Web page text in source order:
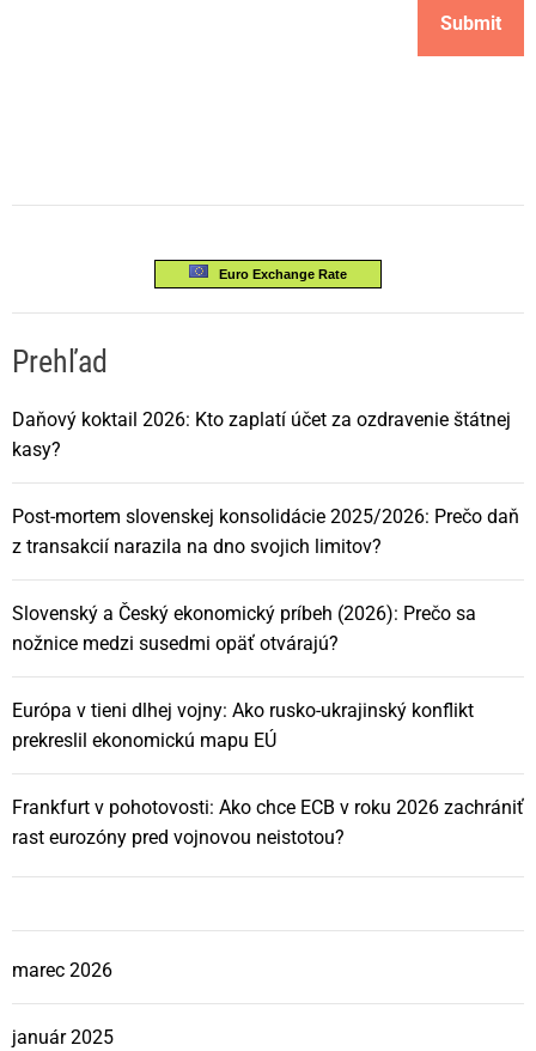
Euro Exchange Rate
Prehľad
Daňový koktail 2026: Kto zaplatí účet za ozdravenie štátnej
kasy?
Post-mortem slovenskej konsolidácie 2025/2026: Prečo daň
z transakcií narazila na dno svojich limitov?
Slovenský a Český ekonomický príbeh (2026): Prečo sa
nožnice medzi susedmi opäť otvárajú?
Európa v tieni dlhej vojny: Ako rusko-ukrajinský konflikt
prekreslil ekonomickú mapu EÚ
Frankfurt v pohotovosti: Ako chce ECB v roku 2026 zachrániť
rast eurozóny pred vojnovou neistotou?
marec 2026
január 2025